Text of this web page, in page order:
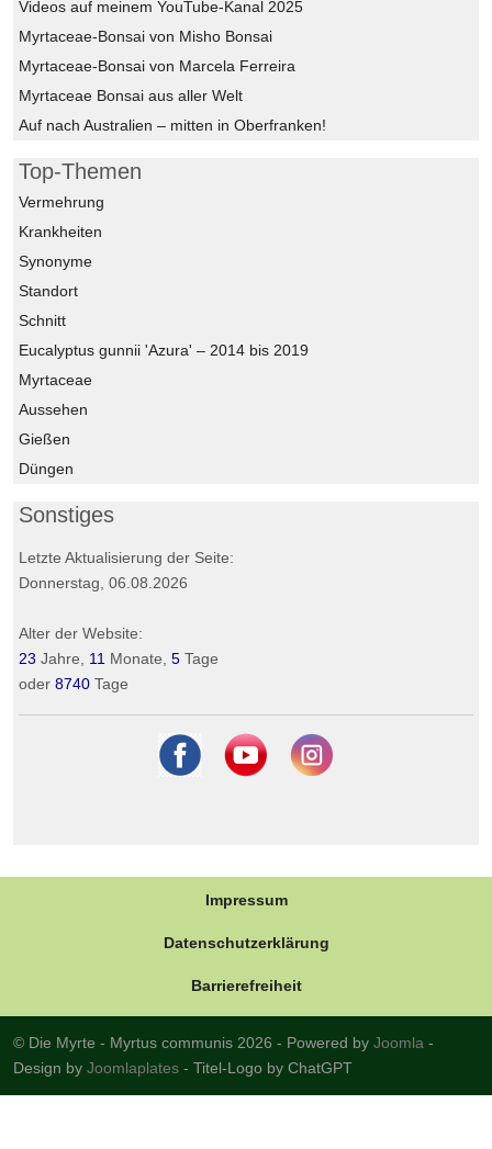
Videos auf meinem YouTube-Kanal 2025
Myrtaceae-Bonsai von Misho Bonsai
Myrtaceae-Bonsai von Marcela Ferreira
Myrtaceae Bonsai aus aller Welt
Auf nach Australien – mitten in Oberfranken!
Top-Themen
Vermehrung
Krankheiten
Synonyme
Standort
Schnitt
Eucalyptus gunnii 'Azura' – 2014 bis 2019
Myrtaceae
Aussehen
Gießen
Düngen
Sonstiges
Letzte Aktualisierung der Seite:
Donnerstag, 06.08.2026
Alter der Website:
23 Jahre, 11 Monate, 5 Tage
oder 8740 Tage
Impressum
Datenschutzerklärung
Barrierefreiheit
© Die Myrte - Myrtus communis 2026 - Powered by Joomla -
Design by Joomlaplates - Titel-Logo by ChatGPT